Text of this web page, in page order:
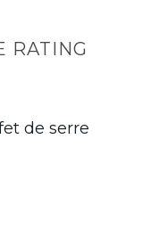
RATING
de serre